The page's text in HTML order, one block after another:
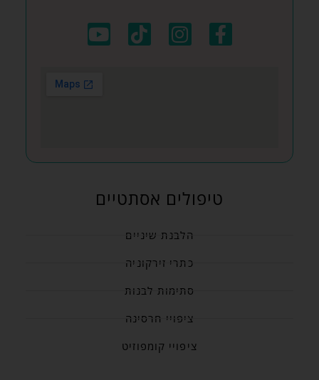
טיפולים אסתטיים
הלבנת שיניים
כתרי זירקוניה
סתימות לבנות
ציפויי חרסינה
ציפויי קומפוזיט